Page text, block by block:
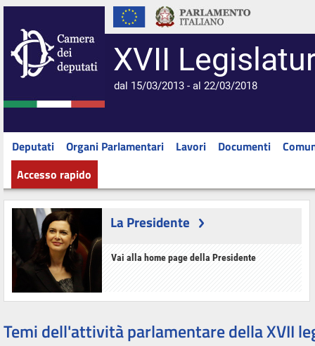
XVII
dal 15/03/2013 - al 22/03/2018
Deputati Organi Parlamentari Lavori Documenti
Accesso rapido
La Presidente
Vai alla home page della Presidente
Temi dell'attività parlamentare della XVII